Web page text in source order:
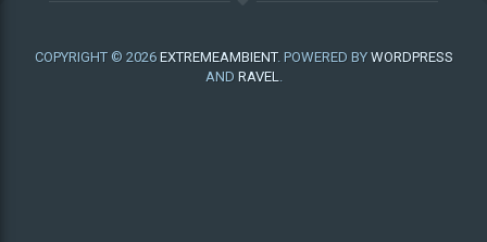
COPYRIGHT © 2026 EXTREMEAMBIENT. POWERED BY WORDPRESS
AND RAVEL.